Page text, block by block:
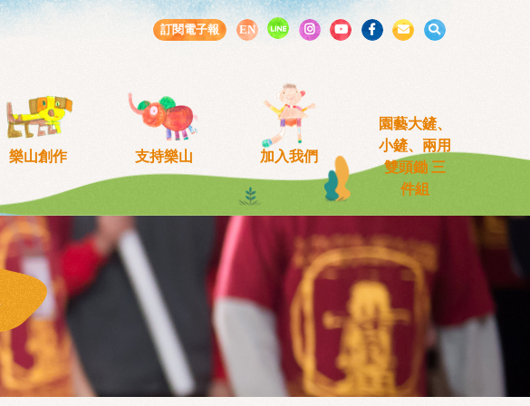
訂閱電子報 EN LINE
樂山創作 支持樂山 加入我們
園藝大鏟、
小鏟、兩用
雙頭鋤 三
件組